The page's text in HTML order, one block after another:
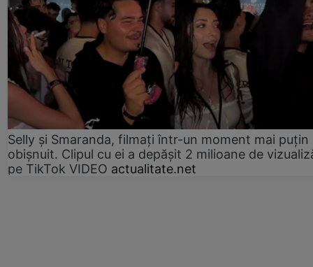
Selly și Smaranda, filmați într-un moment mai puțin
obișnuit. Clipul cu ei a depășit 2 milioane de
pe TikTok VIDEO actualitate.net